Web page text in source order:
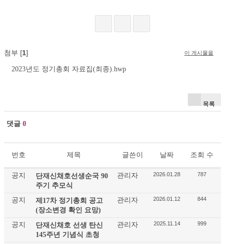
첨부 [1]
2023년도 정기총회 자료집(최종).hwp
이 게시물을
목록
댓글 0
번호 제목 글쓴이 날짜 조회 수
공지
단재신채호선생순국 90
주기 추모식
관리자 2026.01.28 787
공지
제17차 정기총회 공고
(장소변경 확인 요망)
관리자 2026.01.12 844
공지
단재신채호 선생 탄신
145주년 기념식 초청
관리자 2025.11.14 999